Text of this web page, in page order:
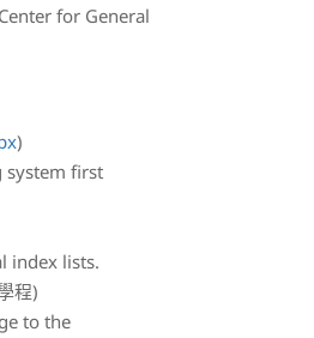
for General
)
system first
index lists.
程)
to the